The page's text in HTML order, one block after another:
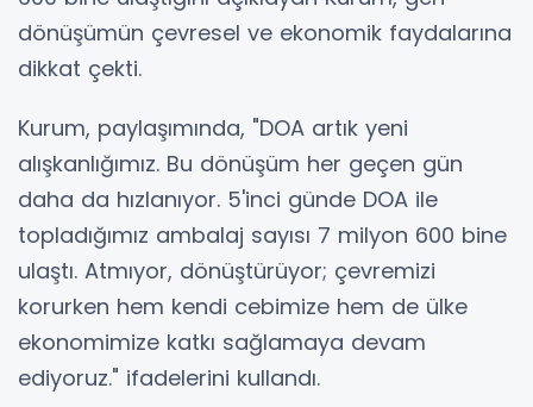
dönüşümün çevresel ve ekonomik faydalarına
dikkat çekti.
Kurum, paylaşımında, "DOA artık yeni
alışkanlığımız. Bu dönüşüm her geçen gün
daha da hızlanıyor. 5'inci günde DOA ile
topladığımız ambalaj sayısı 7 milyon 600 bine
ulaştı. Atmıyor, dönüştürüyor; çevremizi
korurken hem kendi cebimize hem de ülke
ekonomimize katkı sağlamaya devam
ediyoruz." ifadelerini kullandı.